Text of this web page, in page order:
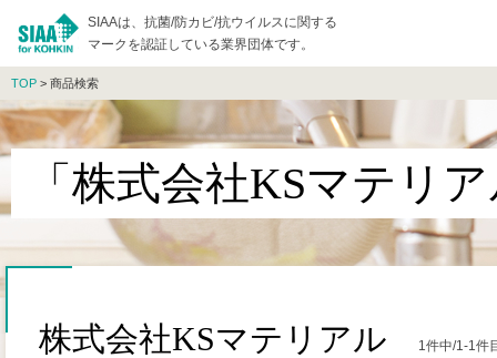
SIAAは、抗菌/防カビ/抗ウイルスに関する
マークを認証している業界団体です。
TOP > 商品検索
「株式会社KSマテリ
株式会社KSマテリアル 1件中/1-1件